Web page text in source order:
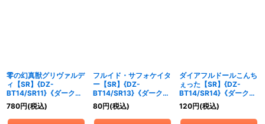
零の幻真獣グリヴァルデ
ィ【SR】{DZ-
BT14/SR11}《ダークス
テイツ》
780円(税込)
フルイド・サフォケイタ
ー【SR】{DZ-
BT14/SR13}《ダークス
テイツ》
80円(税込)
ダイアフルドールこんち
ぇった【SR】{DZ-
BT14/SR14}《ダークス
テイツ》
120円(税込)